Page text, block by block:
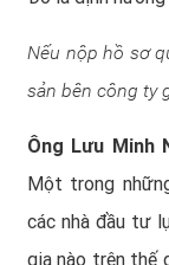
Nếu nộp hồ sơ
sản bên công ty
Ông Lưu Minh
Một trong
các nhà đầu tư
gia nào trên thế